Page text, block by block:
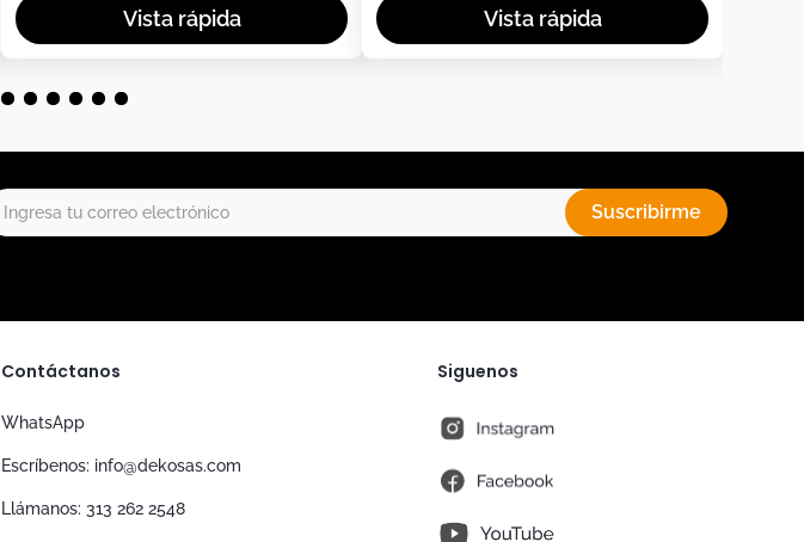
Suscribirme
Contáctanos
WhatsApp
Escríbenos: info@dekosas.com
Llámanos: 313 262 2548
Siguenos
instagram
fb
You Tube